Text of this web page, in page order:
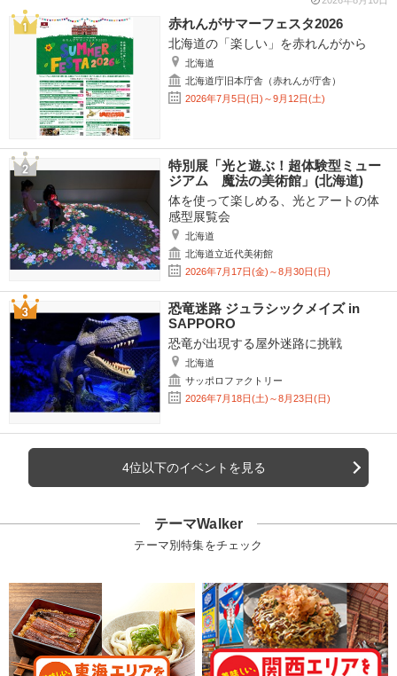
赤れんがサマーフェスタ2026
北海道の「楽しい」を赤れんがから
北海道
北海道庁旧本庁舎（赤れんが庁舎）
2026年7月5日(日)～9月12日(土)
特別展「光と遊ぶ！超体験型ミュー
ジアム 魔法の美術館」(北海道)
体を使って楽しめる、光とアートの体
感型展覧会
北海道
北海道立近代美術館
2026年7月17日(金)～8月30日(日)
恐竜迷路 ジュラシックメイズ in
SAPPORO
恐竜が出現する屋外迷路に挑戦
北海道
サッポロファクトリー
2026年7月18日(土)～8月23日(日)
4位以下のイベントを見る
テーマWalker
テーマ別特集をチェック